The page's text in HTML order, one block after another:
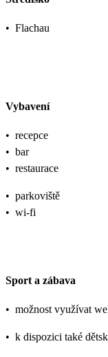
• Flachau
Vybavení
• recepce
• bar
• restaurace
• parkoviště
• wi-fi
Sport a zábava
• možnost využívat
• k dispozici také